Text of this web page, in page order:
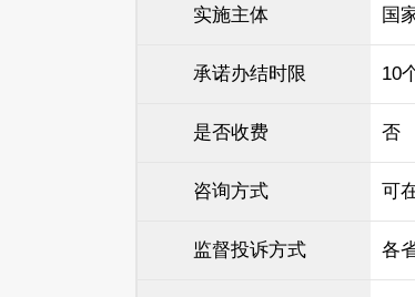
实施主体 国
承诺办结时限 10
是否收费 否
咨询方式 可
监督投诉方式 各